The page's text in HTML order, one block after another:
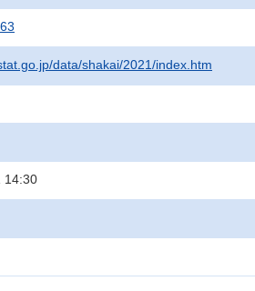
data/shakai/2021/index.htm
14:30